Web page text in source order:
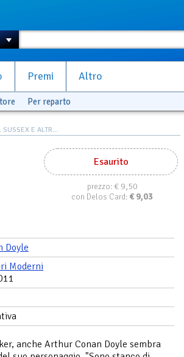
Premi Altro
Per reparto
SUSSEX E ALTR...
Esaurito
prezzo:€ 9,50
con Delos Card: € 9,03
Doyle
Moderni
anche Arthur Conan Doyle sembra